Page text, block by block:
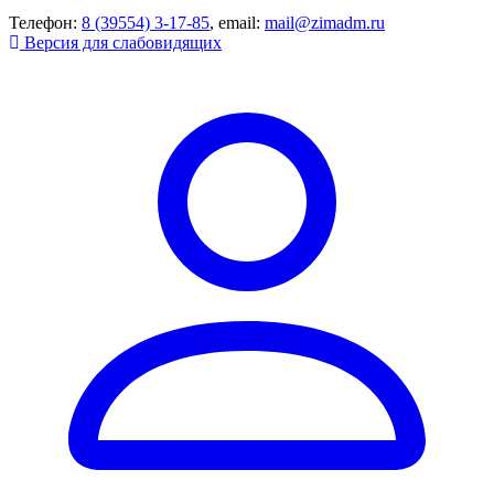
Телефон: 8 (39554) 3-17-85, email: mail@zimadm.ru
Версия для слабовидящих